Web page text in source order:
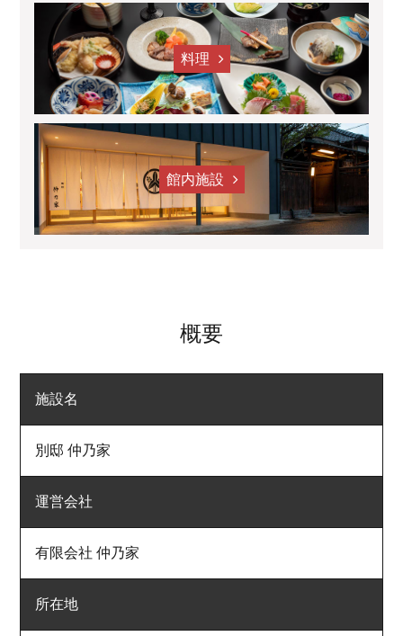
料理
館内施設
概要
施設名
別邸 仲乃家
運営会社
有限会社 仲乃家
所在地